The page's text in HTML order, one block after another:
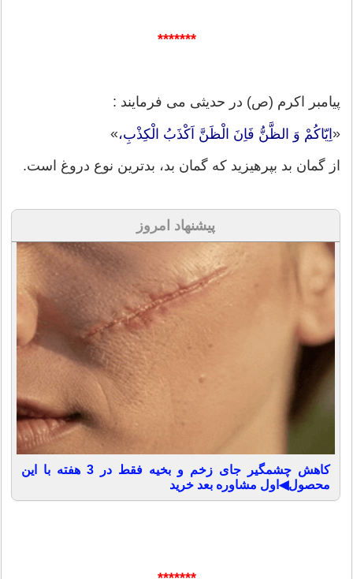
*******
پیامبر اکرم (ص) در حدیثی می فرمایند :
«اِیّاکُمْ وَ الظَّنُّ فَاِنَ الْظَنَّ اَکْذَبُ الْکِذْبِ،»
از گمان بد بپرهیزید که گمان بد، بدترین نوع دروغ است.
پیشنهاد امروز
کاهش چشمگیر جای زخم و بخیه فقط در 3 هفته با این
محصول◀اول مشاوره بعد خرید